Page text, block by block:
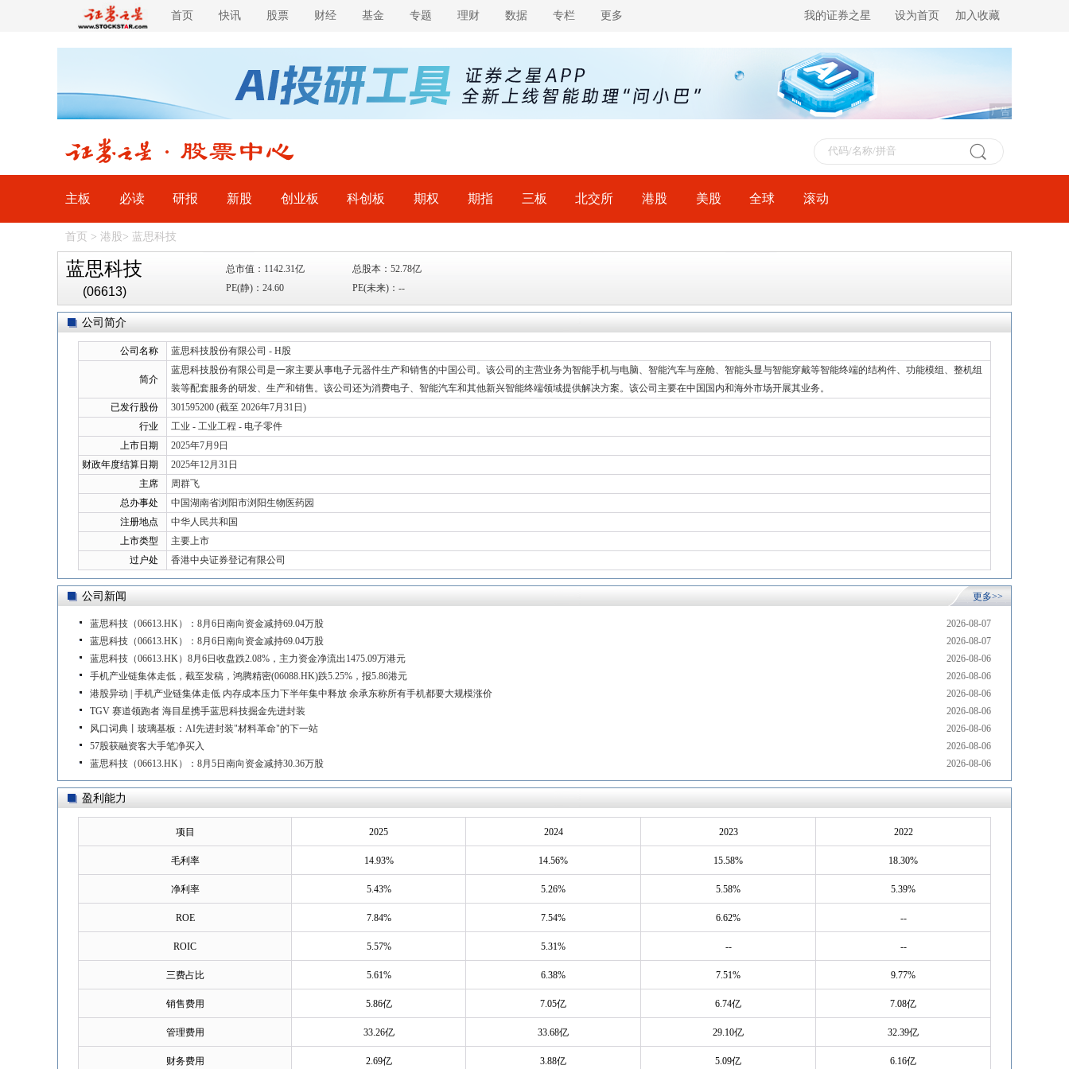
首页 快讯 股票 财经 基金 专题 理财 数据 专栏 更多 加入收藏
设为首页
我的证券之星
广告
主板 必读 研报 新股 创业板 科创板 期权 期指 三板 北交所 港股 美股 全球 滚动
首页 > 港股> 蓝思科技
蓝思科技
(06613)
总市值：1142.31亿
PE(静)：24.60
总股本：52.78亿
PE(未来)：--
公司简介
公司名称 蓝思科技股份有限公司 - H股
简介
蓝思科技股份有限公司是一家主要从事电子元器件生产和销售的中国公司。该公司的主营业务为智能手机与电脑、智能汽车与座舱、智能头显与智能穿戴等智能终端的结构件、功能模组、整机组
装等配套服务的研发、生产和销售。该公司还为消费电子、智能汽车和其他新兴智能终端领域提供解决方案。该公司主要在中国国内和海外市场开展其业务。
已发行股份
301595200 (截至 2026年7月31日)
行业
工业 - 工业工程 - 电子零件
上市日期
2025年7月9日
财政年度结算日期
2025年12月31日
主席
周群飞
总办事处
中国湖南省浏阳市浏阳生物医药园
注册地点
中华人民共和国
上市类型
主要上市
过户处
香港中央证券登记有限公司
公司新闻 更多>>
蓝思科技（06613.HK）：8月6日南向资金减持69.04万股
2026-08-07
蓝思科技（06613.HK）：8月6日南向资金减持69.04万股
2026-08-07
蓝思科技（06613.HK）8月6日收盘跌2.08%，主力资金净流出1475.09万港元
2026-08-06
手机产业链集体走低，截至发稿，鸿腾精密(06088.HK)跌5.25%，报5.86港元
2026-08-06
港股异动 | 手机产业链集体走低 内存成本压力下半年集中释放 余承东称所有手机都要大规模涨价
2026-08-06
TGV 赛道领跑者 海目星携手蓝思科技掘金先进封装
2026-08-06
风口词典丨玻璃基板：AI先进封装"材料革命"的下一站
2026-08-06
57股获融资客大手笔净买入
2026-08-06
蓝思科技（06613.HK）：8月5日南向资金减持30.36万股
2026-08-06
盈利能力
项目 2025 2024 2023 2022
毛利率 14.93% 14.56% 15.58% 18.30%
净利率 5.43% 5.26% 5.58% 5.39%
ROE 7.84% 7.54% 6.62% --
ROIC 5.57% 5.31% -- --
三费占比 5.61% 6.38% 7.51% 9.77%
销售费用 5.86亿 7.05亿 6.74亿 7.08亿
管理费用 33.26亿 33.68亿 29.10亿 32.39亿
财务费用 2.69亿 3.88亿 5.09亿 6.16亿